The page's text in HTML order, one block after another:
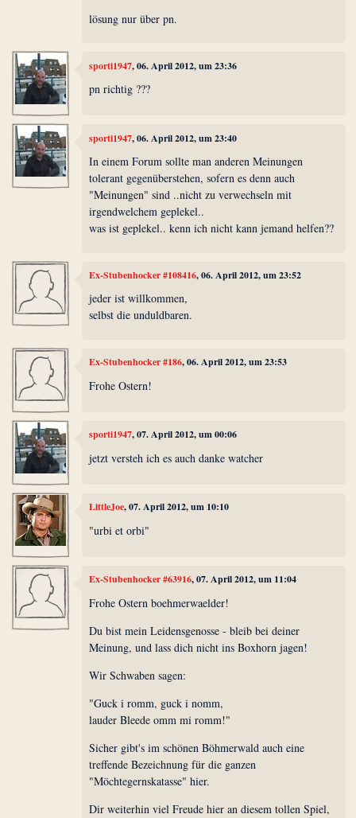
lösung nur über pn.
sporti1947, 06. April 2012, um 23:36
pn richtig ???
sporti1947, 06. April 2012, um 23:40
In einem Forum sollte man anderen Meinungen
tolerant gegenüberstehen, sofern es denn auch
"Meinungen" sind ..nicht zu verwechseln mit
irgendwelchem geplekel..
was ist geplekel.. kenn ich nicht kann jemand helfen??
Ex-Stubenhocker #108416, 06. April 2012, um 23:52
jeder ist willkommen,
selbst die unduldbaren.
Ex-Stubenhocker #186, 06. April 2012, um 23:53
Frohe Ostern!
sporti1947, 07. April 2012, um 00:06
jetzt versteh ich es auch danke watcher
LittleJoe, 07. April 2012, um 10:10
"urbi et orbi"
Ex-Stubenhocker #63916, 07. April 2012, um 11:04
Frohe Ostern boehmerwaelder!
Du bist mein Leidensgenosse - bleib bei deiner
Meinung, und lass dich nicht ins Boxhorn jagen!
Wir Schwaben sagen:
"Guck i romm, guck i nomm,
lauder Bleede omm mi romm!"
Sicher gibt's im schönen Böhmerwald auch eine
treffende Bezeichnung für die ganzen
"Möchtegernskatasse" hier.
Dir weiterhin viel Freude hier an diesem tollen Spiel,